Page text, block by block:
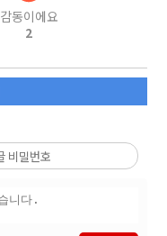
감동이에요
2